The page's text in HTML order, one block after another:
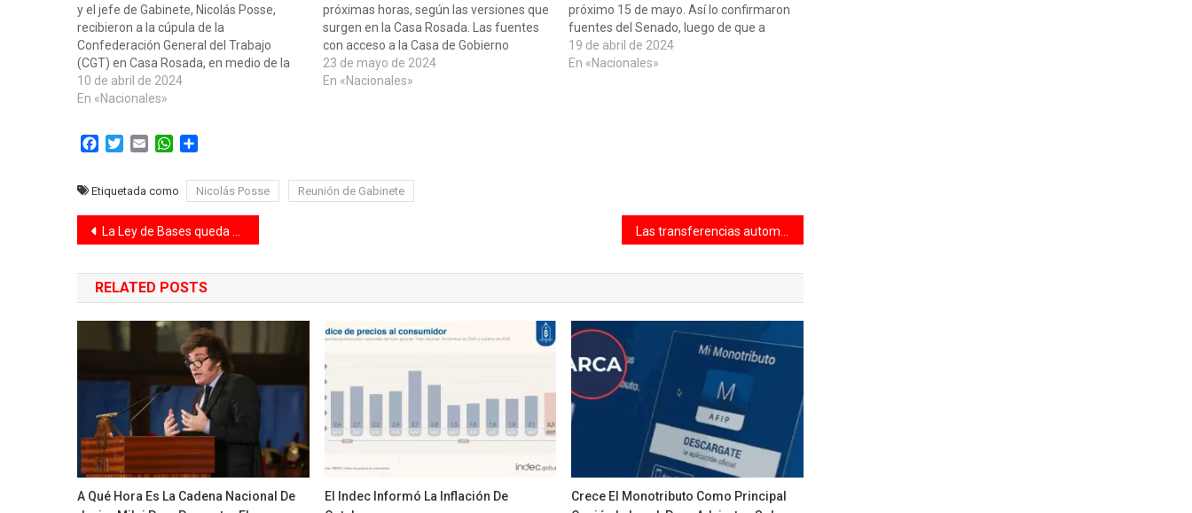
y el jefe de Gabinete, Nicolás Posse,
recibieron a la cúpula de la
Confederación General del Trabajo
(CGT) en Casa Rosada, en medio de la
discusión de la Ley de Bases y de la
posibilidad de que los gremios avancen
10 de abril de 2024
En «Nacionales»
próximas horas, según las versiones que
surgen en la Casa Rosada. Las fuentes
con acceso a la Casa de Gobierno
dejaron trascender que la salida se
estaría por concretar. Si bien la partida
23 de mayo de 2024
En «Nacionales»
próximo 15 de mayo. Así lo confirmaron
fuentes del Senado, luego de que a
principios de este mes se informara que
el titular de ministros iba a concurrir al
19 de abril de 2024
En «Nacionales»
Facebook
TwitterEmail WhatsApp
Etiquetada como Nicolás Posse Reunión de Gabinete
Navegación
de
entradas
La Ley de Bases queda ahora en manos del Senado y los tiempos se acotan
RELATED POSTS
A Qué Hora Es La Cadena Nacional De
El Indec Informó La Inflación De
Crece El Monotributo Como Principal